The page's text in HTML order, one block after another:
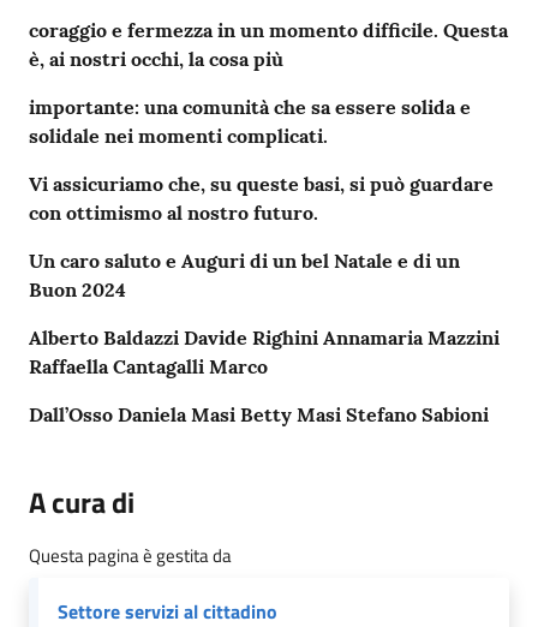
coraggio e fermezza in un momento difficile. Questa
è, ai nostri occhi, la cosa più
importante: una comunità che sa essere solida e
solidale nei momenti complicati.
Vi assicuriamo che, su queste basi, si può guardare
con ottimismo al nostro futuro.
Un caro saluto e Auguri di un bel Natale e di un
Buon 2024
Alberto Baldazzi Davide Righini Annamaria Mazzini
Raffaella Cantagalli Marco
Dall’Osso Daniela Masi Betty Masi Stefano Sabioni
A cura di
Questa pagina è gestita da
Settore servizi al cittadino